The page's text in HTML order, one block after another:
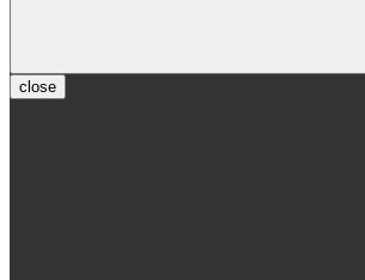
close